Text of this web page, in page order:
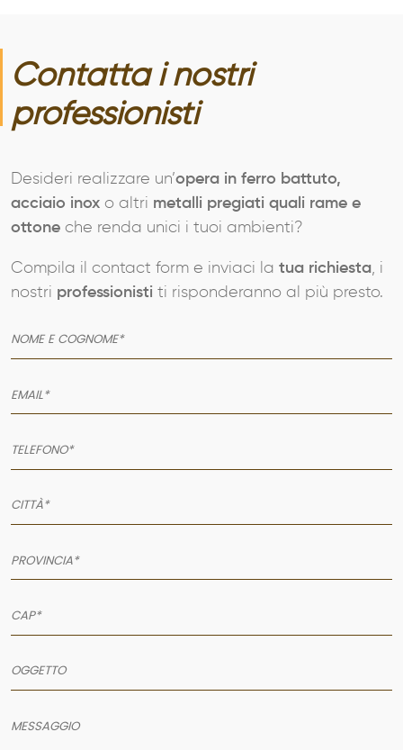
AZIENDA
SERVIZI
PORTFOLIO
NEWS
CONTATTI
Contatta i nostri
professionisti
Desideri realizzare un’opera in ferro battuto,
acciaio inox o altri metalli pregiati quali rame e
ottone che renda unici i tuoi ambienti?
Compila il contact form e inviaci la tua richiesta, i
nostri professionisti ti risponderanno al più presto.